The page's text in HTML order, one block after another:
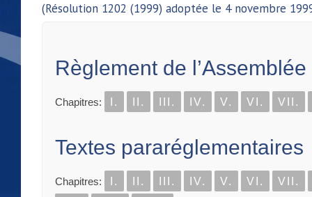
(Résolution 1202 (1999) adoptée le 4 novembre
Règlement de l’Assemblée
Chapitres: I. II. III. IV. V. VI. VII.
Textes pararéglementaires
Chapitres: I. II. III. IV. V. VI.
VII.